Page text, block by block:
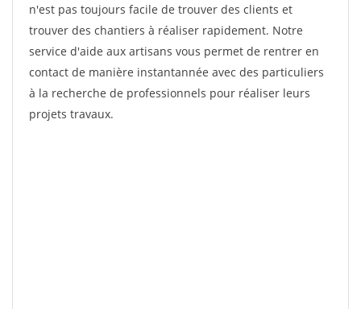
n'est pas toujours facile de trouver des clients et
trouver des chantiers à réaliser rapidement. Notre
service d'aide aux artisans vous permet de rentrer en
contact de manière instantannée avec des particuliers
à la recherche de professionnels pour réaliser leurs
projets travaux.